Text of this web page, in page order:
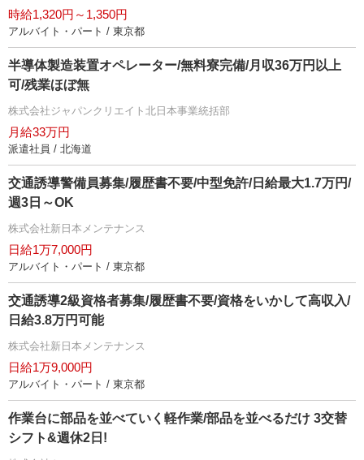
時給1,320円～1,350円
アルバイト・パート / 東京都
半導体製造装置オペレーター/無料寮完備/月収36万円以上
可/残業ほぼ無
株式会社ジャパンクリエイト北日本事業統括部
月給33万円
派遣社員 / 北海道
交通誘導警備員募集/履歴書不要/中型免許/日給最大1.7万円/
週3日～OK
株式会社新日本メンテナンス
日給1万7,000円
アルバイト・パート / 東京都
交通誘導2級資格者募集/履歴書不要/資格をいかして高収入/
日給3.8万円可能
株式会社新日本メンテナンス
日給1万9,000円
アルバイト・パート / 東京都
作業台に部品を並べていく軽作業/部品を並べるだけ 3交替
シフト&週休2日!